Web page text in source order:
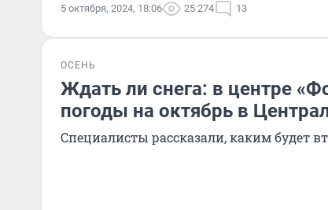
5 октября, 2024, 18:06 25 274 13
ОСЕНЬ
Ждать ли снега: в центре
погоды на октябрь в
Специалисты рассказали, каким будет